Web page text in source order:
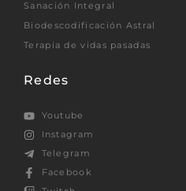
Sanación Integral
Biodescodificación Astral
Terapia de vidas pasadas
Redes
Youtube
Instagram
Telegram
Facebook